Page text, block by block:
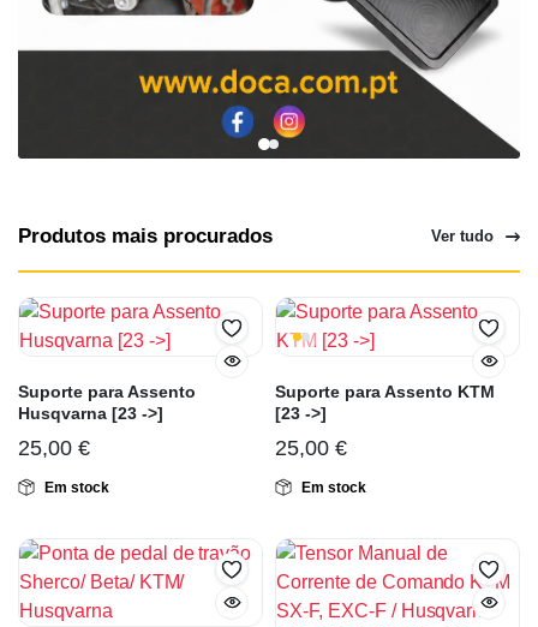
Produtos mais procurados Ver tudo
Suporte para Assento
Husqvarna [23 ->]
25,00 €
Em stock
Suporte para Assento KTM
[23 ->]
25,00 €
Em stock